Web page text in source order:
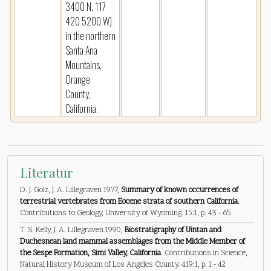
3400 N, 117
420 5200 W)
in the northern
Santa Ana
Mountains,
Orange
County,
California.
Literatur
D. J. Golz, J. A. Lillegraven 1977, Summary of known occurrences of
terrestrial vertebrates from Eocene strata of southern California.
Contributions to Geology, University of Wyoming. 15:1, p. 43 - 65
T. S. Kelly, J. A. Lillegraven 1990, Biostratigraphy of Uintan and
Duchesnean land mammal assemblages from the Middle Member of
the Sespe Formation, Simi Valley, California. Contributions in Science,
Natural History Museum of Los Angeles County. 419:1, p. 1 - 42